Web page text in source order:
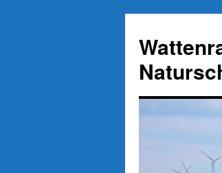
springen